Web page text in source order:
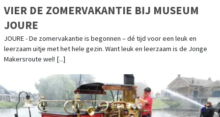
VIER DE ZOMERVAKANTIE BIJ MUSEUM
JOURE
JOURE - De zomervakantie is begonnen – dé tijd voor een leuk en
leerzaam uitje met het hele gezin. Want leuk en leerzaam is de Jonge
Makersroute wel! [...]